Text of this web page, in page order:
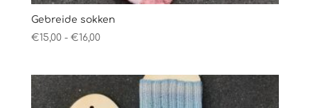
Gebreide sokken
€15,00 - €16,00Prijsklasse:
€16,00